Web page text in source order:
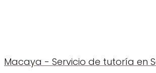
Macaya - Servicio de tutoría en